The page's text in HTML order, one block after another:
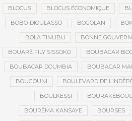
BLOCUS BLOCUS ÉCONOMIQUE
BOBO-DIOULASSO BOGOLAN
BOLA TINUBU BONNE
BOUARÉ FILY SISSOKO BOUBACAR
BOUBACAR DOUMBIA BOUBACAR
BOUGOUNI BOULEVARD DE
BOULKESSI
BOURÉMA KANSAYE BOURSES